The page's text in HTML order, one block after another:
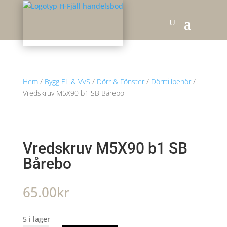
Hem/ Bygg EL & VVS / Dörr & Fönster/ Dörrtillbehör/
Vredskruv M5X90 b1 SB Bårebo
Vredskruv M5X90 b1 SB
Bårebo
65.00kr
5 i lager